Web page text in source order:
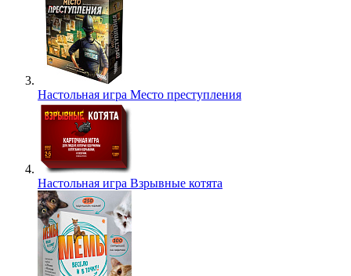
Настольная игра Место преступления
Настольная игра Взрывные котята